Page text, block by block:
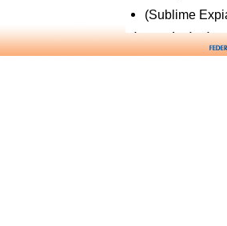
(Sublime
desapiedado